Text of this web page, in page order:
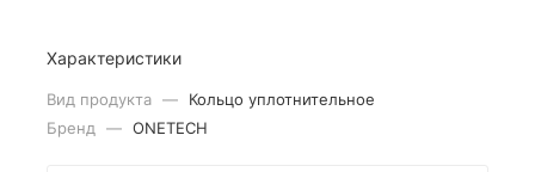
Характеристики
Вид продукта —
Кольцо уплотнительное
Бренд — ONETECH